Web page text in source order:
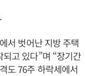
서 벗어난 지방 주택
고 있다”며 “장기간
도 76주 하락세에서